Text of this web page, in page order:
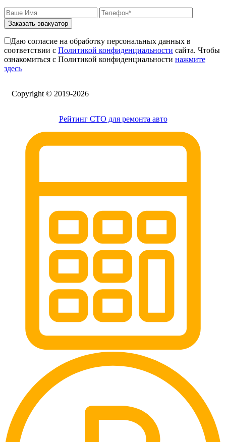
Заказать эвакуатор
Даю согласие на обработку персональных данных в
соответствии с Политикой конфиденциальности сайта. Чтобы
ознакомиться с Политикой конфиденциальности нажмите
здесь
Сopyright © 2019-2026
Рейтинг СТО для ремонта авто